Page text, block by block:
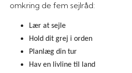
omkring de fem sejlråd:
Lær at sejle
Hold dit grej i orden
Planlæg din tur
Hav en livline til land